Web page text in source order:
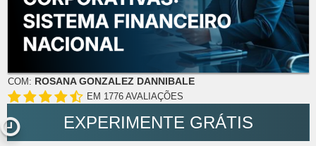
COM: ROSANA GONZALEZ DANNIBALE
EM 1776 AVALIAÇÕES
EXPERIMENTE GRÁTIS